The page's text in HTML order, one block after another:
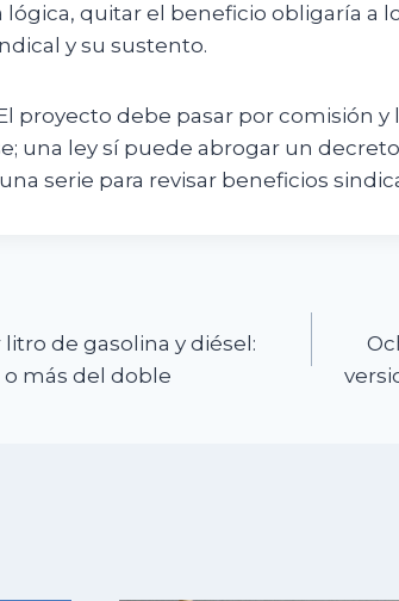
lógica, quitar el beneficio obligaría a
y su sustento.
proyecto debe pasar por comisión y
una ley sí puede abrogar un
serie para revisar beneficios
de gasolina y diésel:
más del doble